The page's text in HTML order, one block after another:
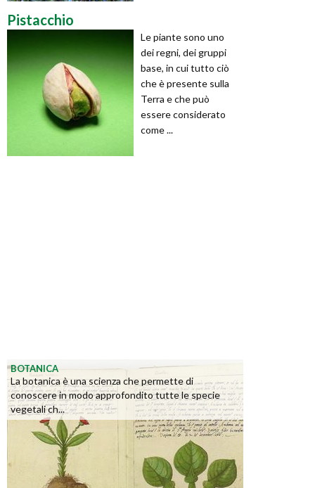
Pistacchio
Le piante sono uno
dei regni, dei gruppi
base, in cui tutto ciò
che è presente sulla
Terra e che può
essere considerato
come ...
BOTANICA
La botanica è una scienza che permette di
conoscere in modo approfondito tutte le specie
vegetali ch...